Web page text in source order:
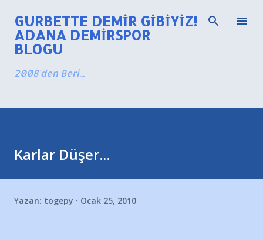
Ana içeriğe atla
GURBETTE DEMIR GIBIYIZ!
ADANA DEMIRSPOR
BLOGU
2008'den Beri...
Karlar Düşer...
Yazan: togepy Ocak 25, 2010